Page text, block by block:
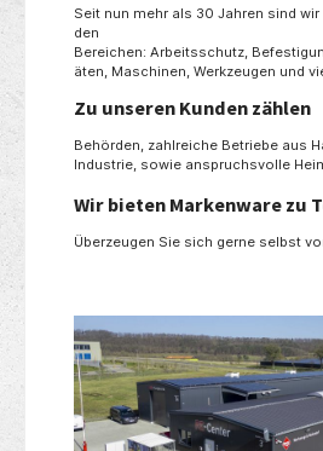
Seit nun mehr als 30 Jahren sind
den
Bereichen: Arbeitsschutz,
äten, Maschinen, Werkzeugen und
Zu unseren Kunden zählen
Behörden, zahlreiche Betriebe aus
Industrie, sowie anspruchsvolle
Wir bieten Markenware zu
Überzeugen Sie sich gerne selbst